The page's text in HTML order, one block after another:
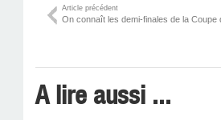
Article précédent
On connaît les demi-finales de la Coupe
A lire aussi ...